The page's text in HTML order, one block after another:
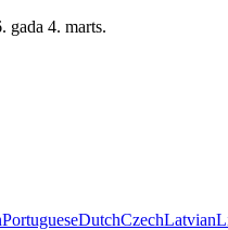
gada 4. marts.
PortugueseDutchCzechLatvian